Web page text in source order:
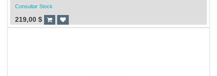
Consultar Stock
219,00 $